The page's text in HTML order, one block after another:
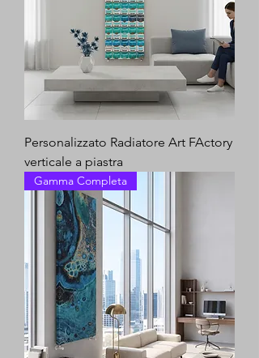
Personalizzato Radiatore Art FActory
verticale a piastra
Gamma Completa